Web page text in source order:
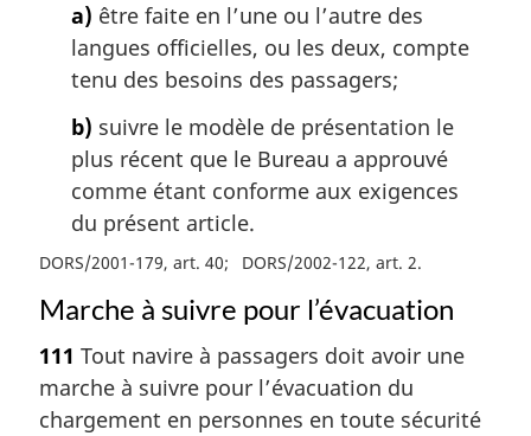
a) être faite en l’une ou l’autre des
langues officielles, ou les deux, compte
tenu des besoins des passagers;
b) suivre le modèle de présentation le
plus récent que le Bureau a approuvé
comme étant conforme aux exigences
du présent article.
DORS/2001-179, art. 40 DORS/2002-122, art. 2
Marche à suivre pour l’évacuation
111 Tout navire à passagers doit avoir une
marche à suivre pour l’évacuation du
chargement en personnes en toute sécurité